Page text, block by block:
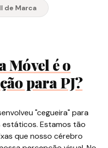
de Marca
Móvel é o
para PJ?
"cegueira" para
Estamos tão
que nosso cérebro